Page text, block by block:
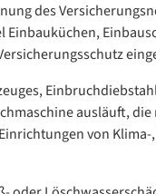
des
Einbauküchen,
ausläuft,
von